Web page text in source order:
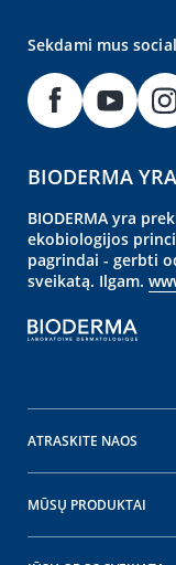
Sekdami mus
BIODERMA YRA
BIODERMA yra
ekobiologijos
pagrindai - gerbti
sveikatą. Ilgam.
ATRASKITE NAOS
MŪSŲ PRODUKTAI